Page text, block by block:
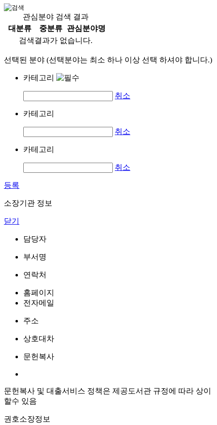
관심분야 검색 결과
대분류
중분류
관심분야명
검색결과가 없습니다.
선택된 분야 (선택분야는 최소 하나 이상 선택 하셔야 합니다.)
카테고리
취소
카테고리
취소
카테고리
취소
등록
소장기관 정보
닫기
담당자
부서명
연락처
홈페이지
전자메일
주소
상호대차
문헌복사
문헌복사 및 대출서비스 정책은 제공도서관 규정에 따라 상이
할수 있음
권호소장정보